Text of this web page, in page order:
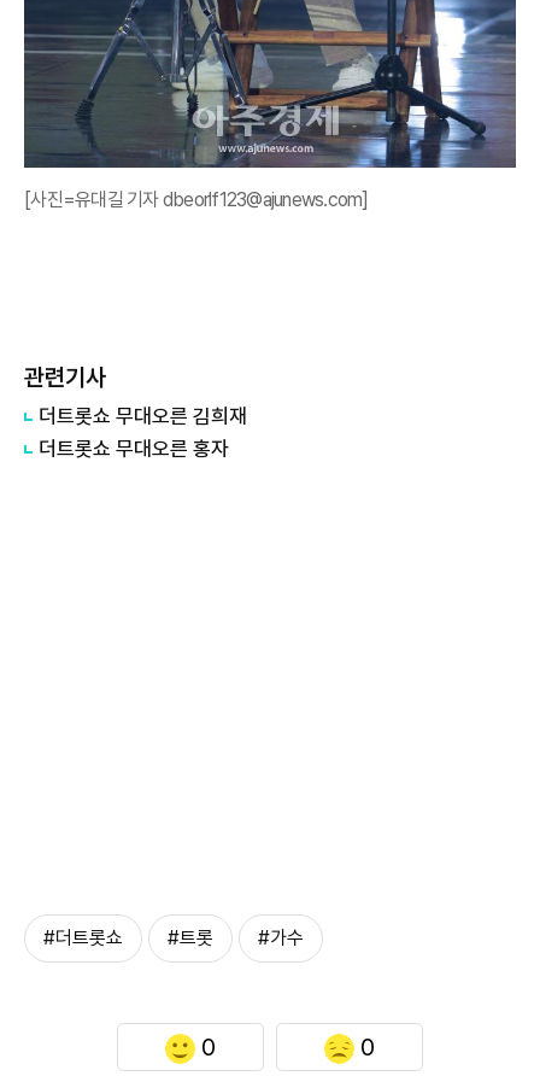
[사진=유대길 기자 dbeorlf123@ajunews.com]
관련기사
더트롯쇼 무대오른 김희재
더트롯쇼 무대오른 홍자
#더트롯쇼 #트롯 #가수
0 0